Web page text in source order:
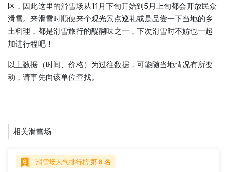
区，因此这里的滑雪场从11月下旬开始到5月上旬都会开放民众
滑雪。来滑雪时顺便来个观光景点巡礼或是品尝一下当地的乡
土料理，都是滑雪旅行的醍醐味之一，下次滑雪时不妨也一起
加进行程吧！
以上数据（时间、价格）为过往数据，可能随当地情况有所变
动，请事先向该单位查找。
相关滑雪场
滑雪场人气排行榜第 6 名